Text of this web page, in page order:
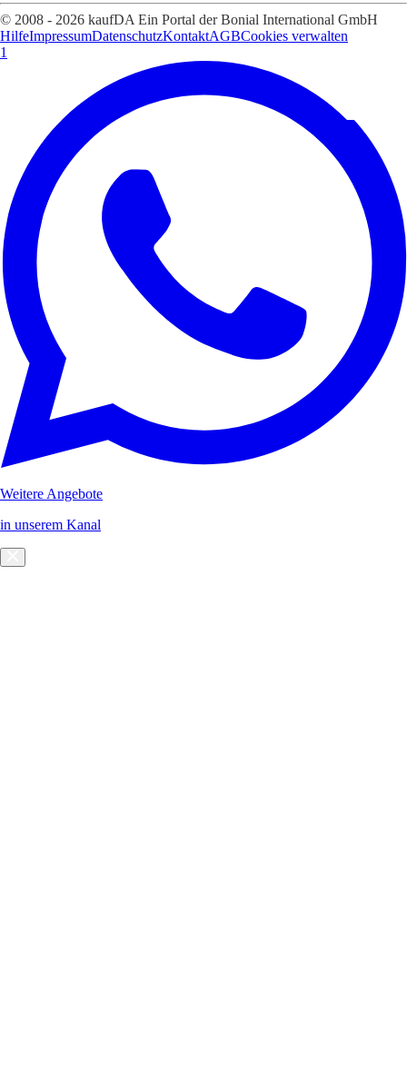
© 2008 - 2026 kaufDA Ein Portal der Bonial International GmbH
HilfeImpressumDatenschutzKontaktAGBCookies verwalten
1
Weitere Angebote
in unserem Kanal